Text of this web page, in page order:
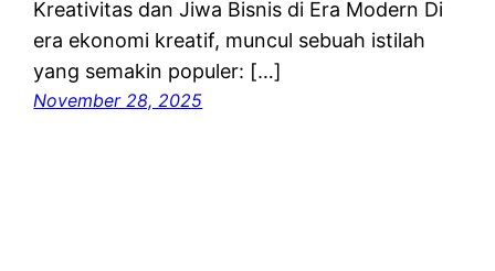
Kreativitas dan Jiwa Bisnis di Era Modern Di
era ekonomi kreatif, muncul sebuah istilah
yang semakin populer: […]
November 28, 2025